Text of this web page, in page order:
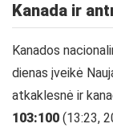
Kanada ir
Kanados
dienas įveikė
atkaklesnė ir
103:100 (13:23,